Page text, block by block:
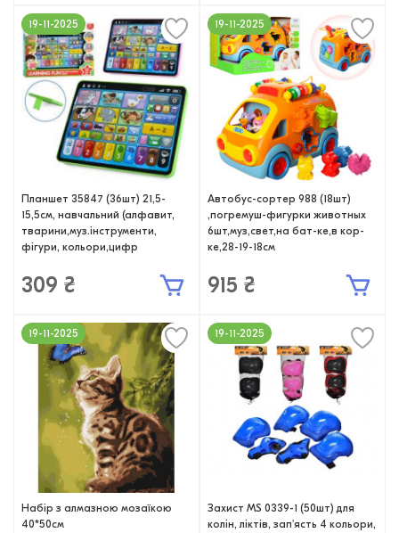
Планшет 35847 (36шт) 21,5-
15,5см, навчальний (алфавит,
тварини,муз.інструменти,
фігури, кольори,цифр
309 ₴
19-11-2025
Автобус-сортер 988 (18шт)
,погремуш-фигурки животных
6шт,муз,свет,на бат-ке,в кор-
ке,28-19-18см
915 ₴
19-11-2025
Набір з алмазною мозаїкою
40*50см
19-11-2025
Захист MS 0339-1 (50шт) для
колін, ліктів, зап'ясть 4 кольори,
19-11-2025